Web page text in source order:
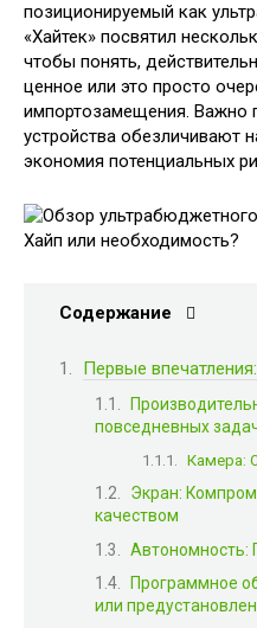
позиционируемый как
«Хайтек» посвятил
чтобы понять,
ценное или это просто
импортозамещения. Важно
устройства обезличивают
экономия потенциальных
Содержание
Первые
повседневных
Камера:
Экран:
качеством
Автономность:
Программное
или